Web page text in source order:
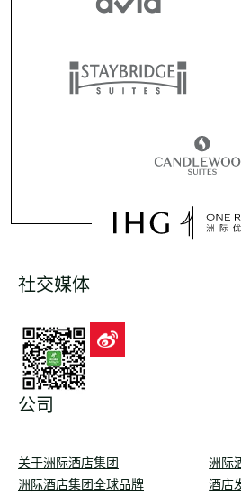
社交媒体
公司
关于洲际酒店集团
洲际
洲际酒店集团全球品牌
酒店